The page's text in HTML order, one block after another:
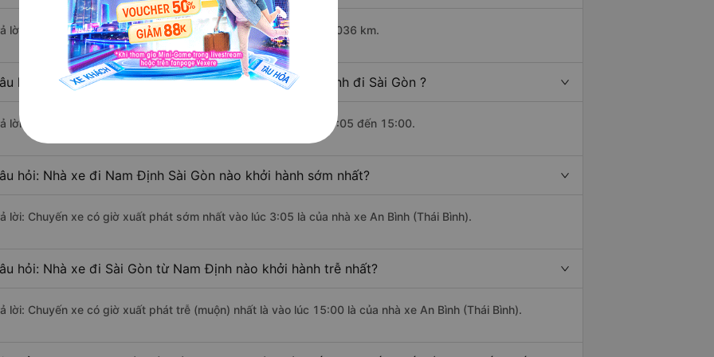
lời: Đoạn đường đi Sài Gòn từ Nam Định có chiều dài khoảng 1036 km.
hỏi: Mỗi ngày có bao nhiêu chuyến xe khách Nam Định đi Sài Gòn ?
lời: Trung bình mỗi ngày có khoảng 14 chuyến xe bắt đầu từ 3:05 đến 15:00.
hỏi: Nhà xe đi Nam Định Sài Gòn nào khởi hành sớm nhất?
lời: Chuyến xe có giờ xuất phát sớm nhất vào lúc 3:05 là của nhà xe An Bình (Thái Bình).
hỏi: Nhà xe đi Sài Gòn từ Nam Định nào khởi hành trễ nhất?
lời: Chuyến xe có giờ xuất phát trễ (muộn) nhất là vào lúc 15:00 là của nhà xe An Bình (Thái Bình).